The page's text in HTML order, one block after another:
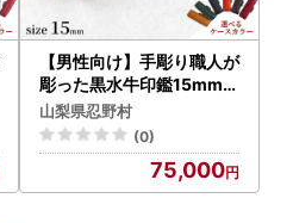
【男性向け】手彫り職人が
彫った黒水牛印鑑15mm
イタリアンレザー花柄入り
印鑑ケース付き
山梨県忍野村
(0)
75,000